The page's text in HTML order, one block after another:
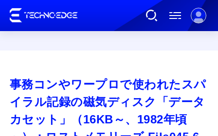
AI
ガジェット
事務コンやワープロで使われたスパ
イラル記録の磁気ディスク「データ
カセット」（16KB～、1982年頃